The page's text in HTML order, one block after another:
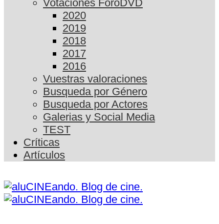
Votaciones ForoDVD
2020
2019
2018
2017
2016
Vuestras valoraciones
Busqueda por Género
Busqueda por Actores
Galerias y Social Media
TEST
Críticas
Artículos